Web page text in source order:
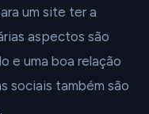
um site ter a
aspectos são
e uma boa relação
sociais também são